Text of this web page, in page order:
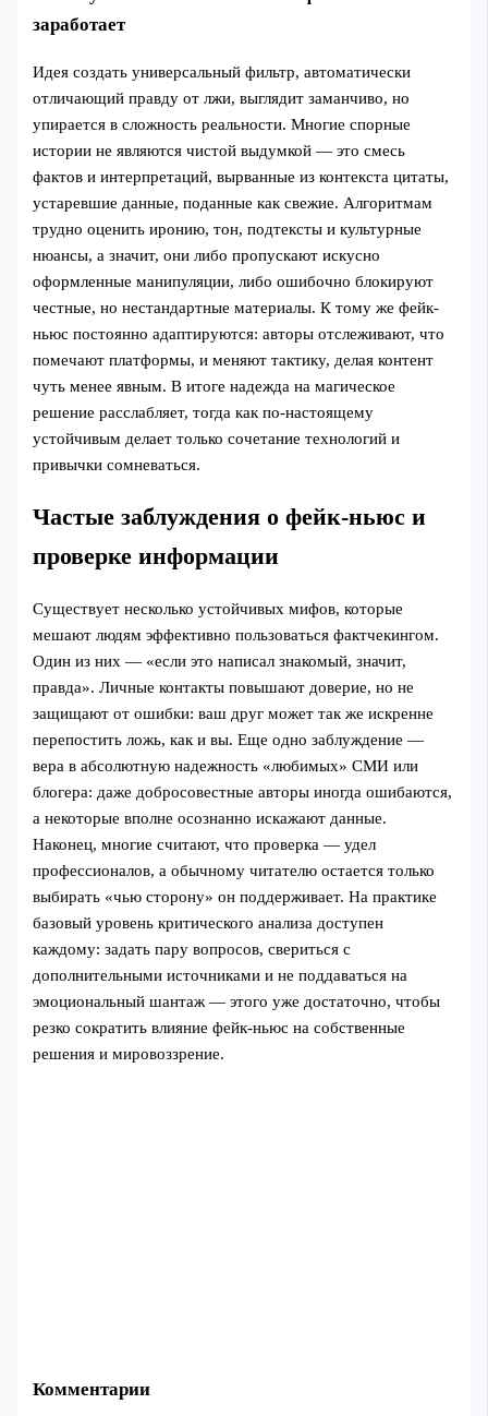
заработает
Идея создать универсальный фильтр, автоматически
отличающий правду от лжи, выглядит заманчиво, но
упирается в сложность реальности. Многие спорные
истории не являются чистой выдумкой — это смесь
фактов и интерпретаций, вырванные из контекста цитаты,
устаревшие данные, поданные как свежие. Алгоритмам
трудно оценить иронию, тон, подтексты и культурные
нюансы, а значит, они либо пропускают искусно
оформленные манипуляции, либо ошибочно блокируют
честные, но нестандартные материалы. К тому же фейк-
ньюс постоянно адаптируются: авторы отслеживают, что
помечают платформы, и меняют тактику, делая контент
чуть менее явным. В итоге надежда на магическое
решение расслабляет, тогда как по-настоящему
устойчивым делает только сочетание технологий и
привычки сомневаться.
Частые заблуждения о фейк-ньюс и
проверке информации
Существует несколько устойчивых мифов, которые
мешают людям эффективно пользоваться фактчекингом.
Один из них — «если это написал знакомый, значит,
правда». Личные контакты повышают доверие, но не
защищают от ошибки: ваш друг может так же искренне
перепостить ложь, как и вы. Еще одно заблуждение —
вера в абсолютную надежность «любимых» СМИ или
блогера: даже добросовестные авторы иногда ошибаются,
а некоторые вполне осознанно искажают данные.
Наконец, многие считают, что проверка — удел
профессионалов, а обычному читателю остается только
выбирать «чью сторону» он поддерживает. На практике
базовый уровень критического анализа доступен
каждому: задать пару вопросов, свериться с
дополнительными источниками и не поддаваться на
эмоциональный шантаж — этого уже достаточно, чтобы
резко сократить влияние фейк-ньюс на собственные
решения и мировоззрение.
Комментарии